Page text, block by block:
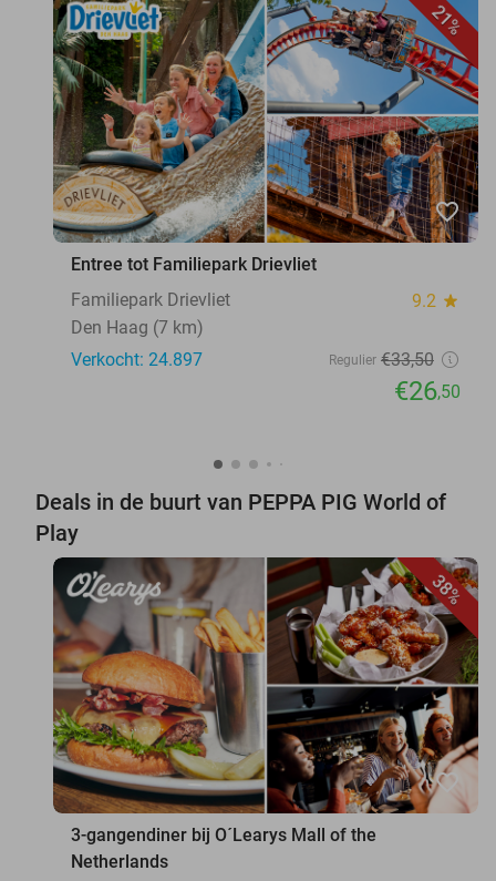
21%
favorite_border
Entree tot Familiepark Drievliet
Familiepark Drievliet
9.2 star
Den Haag (7 km)
Verkocht: 24.897
Regulier €33,50
€26,50
Deals in de buurt van PEPPA PIG World of
Play
38%
favorite_border
3-gangendiner bij O´Learys Mall of the
Netherlands